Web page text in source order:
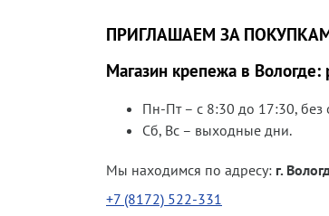
ПРИГЛАШАЕМ ЗА
Магазин крепежа в
Пн-Пт – с 8:30 до 17:30, без
Сб, Вс – выходные дни.
Мы находимся по адресу: г.
+7 (8172) 522-331